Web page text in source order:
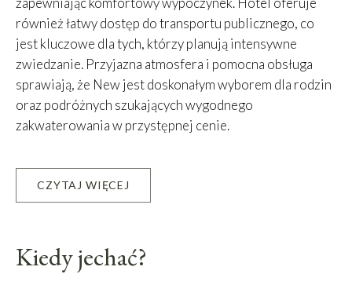
również łatwy dostęp do transportu publicznego, co
jest kluczowe dla tych, którzy planują intensywne
zwiedzanie. Przyjazna atmosfera i pomocna obsługa
sprawiają, że New jest doskonałym wyborem dla rodzin
oraz podróżnych szukających wygodnego
zakwaterowania w przystępnej cenie.
CZYTAJ WIĘCEJ
−
Kiedy jechać?